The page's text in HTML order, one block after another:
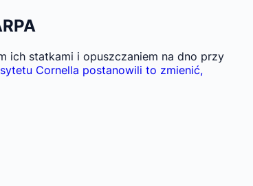
ich statkami i opuszczaniem na dno przy
Cornella postanowili to zmienić,